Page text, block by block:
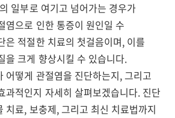
일부로 여기고 넘어가는 경우가
염으로 인한 통증이 원인일 수
은 적절한 치료의 첫걸음이며, 이를
을 크게 향상시킬 수 있습니다.
어떻게 관절염을 진단하는지, 그리고
과적인지 자세히 살펴보겠습니다. 진단
치료, 보충제, 그리고 최신 치료법까지